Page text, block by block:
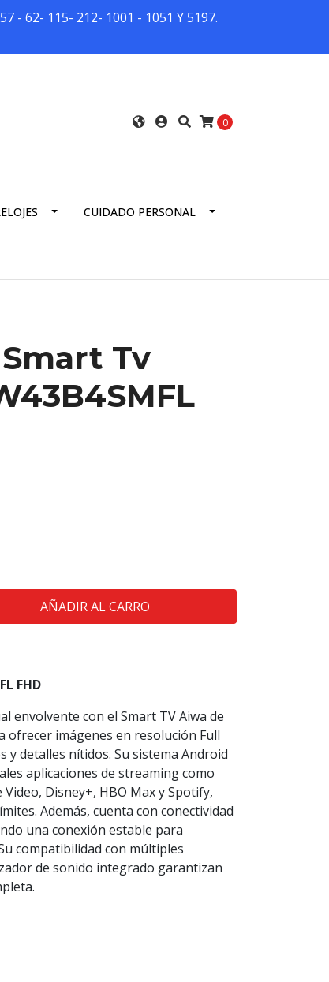
- 62- 115- 212- 1001 - 1051 Y 5197.
0
CUIDADO PERSONAL
Smart Tv
FHD
envolvente con el Smart TV Aiwa de
ofrecer imágenes en resolución Full
y detalles nítidos. Su sistema Android
aplicaciones de streaming como
Disney+, HBO Max y Spotify,
Además, cuenta con conectividad
una conexión estable para
compatibilidad con múltiples
de sonido integrado garantizan